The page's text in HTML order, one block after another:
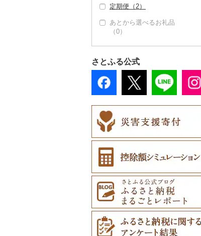
定期便（2）
あとから選べるお礼品
（0）
さとふる公式